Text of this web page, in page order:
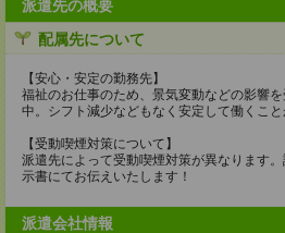
派遣先の概要
配属先について
【安心・安定の勤務先】
福祉のお仕事のため、景気変動などの影響
中。シフト減少などもなく安定して働くこと
【受動喫煙対策について】
派遣先によって受動喫煙対策が異なります
示書にてお伝えいたします！
派遣会社情報